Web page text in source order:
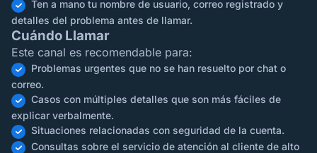
Ten a mano tu nombre de usuario, correo registrado y
detalles del problema antes de llamar.
Cuándo Llamar
Este canal es recomendable para:
Problemas urgentes que no se han resuelto por chat o
correo.
Casos con múltiples detalles que son más fáciles de
explicar verbalmente.
Situaciones relacionadas con seguridad de la cuenta.
Consultas sobre el servicio de atención al cliente de alto